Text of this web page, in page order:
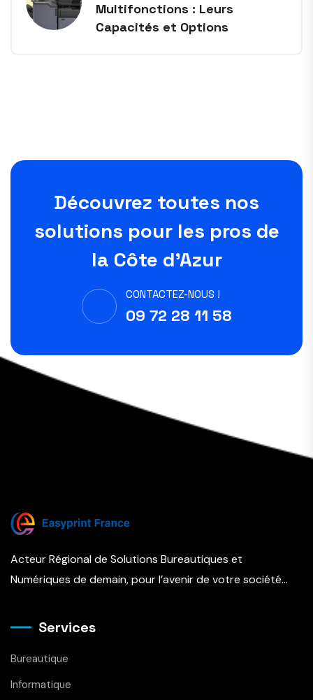
Multifonctions : Leurs
Capacités et Options
Découvrez toutes nos
solutions pour les pros de
la Côte d'Azur
CONTACTEZ-NOUS !
09 72 28 11 58
Acteur Régional de Solutions Bureautiques et
Numériques de demain, pour l’avenir de votre société…
Services
Bureautique
Informatique